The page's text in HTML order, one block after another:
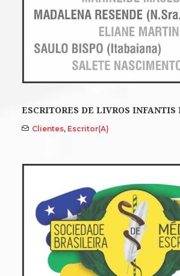
ESCRITORES DE LIVROS INFANTIS
Clientes, Escritor(a)